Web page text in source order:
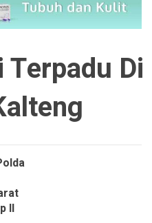
Di
II